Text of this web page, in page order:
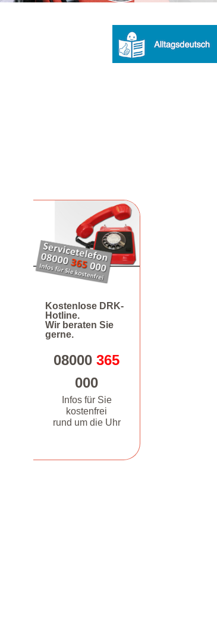
Kostenlose DRK-
Hotline.
Wir beraten Sie
gerne.
08000365
000
Infos für Sie
kostenfrei
rund um die Uhr